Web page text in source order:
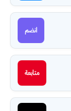
انضم
متابعة